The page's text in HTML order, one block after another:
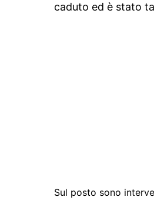
caduto ed è stato
Sul posto sono